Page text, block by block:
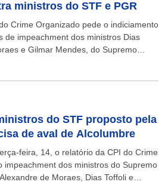
ministros do STF e PGR
Crime Organizado pede o indiciamento
de impeachment dos ministros Dias
e Gilmar Mendes, do Supremo
do STF proposto pela
de aval de Alcolumbre
feira, 14, o relatório da CPI do Crime
impeachment dos ministros do Supremo
de Moraes, Dias Toffoli e